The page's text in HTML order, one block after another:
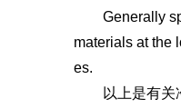
Generally
materials at the
es.
以上是有关冷